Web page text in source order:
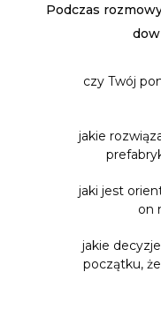
Podczas
czy Twój
jakie
jaki jest
on
jakie
początku,